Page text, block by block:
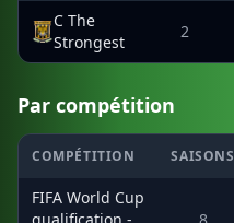
C The
Strongest
2
Par compétition
COMPÉTITION SAISONS
FIFA World Cup